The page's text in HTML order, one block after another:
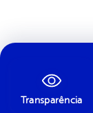
Transparência